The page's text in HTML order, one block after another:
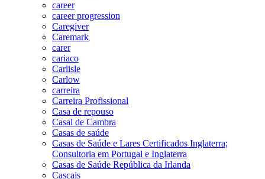
career
career progression
Caregiver
Caremark
carer
cariaco
Carlisle
Carlow
carreira
Carreira Profissional
Casa de repouso
Casal de Cambra
Casas de saúde
Casas de Saúde e Lares Certificados Inglaterra;
Consultoria em Portugal e Inglaterra
Casas de Saúde República da Irlanda
Cascais